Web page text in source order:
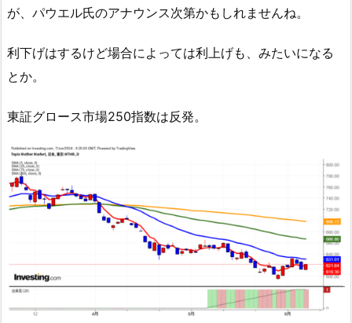
が、パウエル氏のアナウンス次第かもしれませんね。
利下げはするけど場合によっては利上げも、みたいになる
とか。
東証グロース市場250指数は反発。